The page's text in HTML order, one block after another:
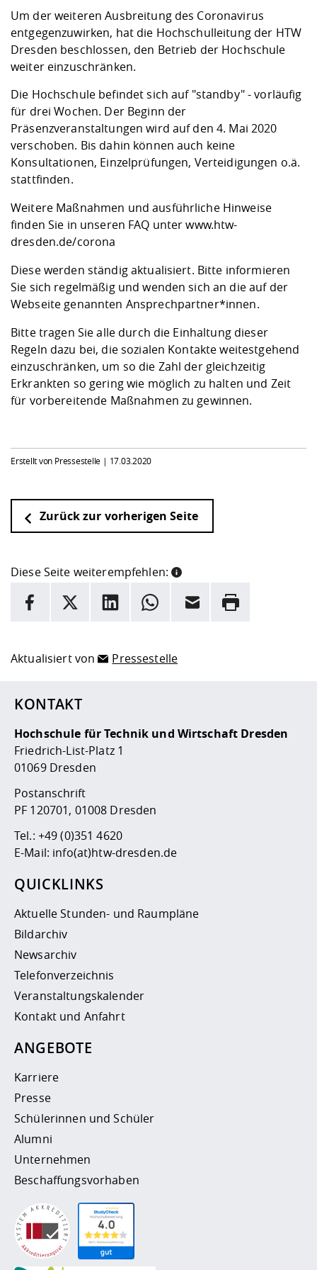
Vorbereitung
Studien- und
Digitales Lernen
Fremdsprachen
Jobs, Praktika,
Studieren in
Lebenslagen
Angebote der
Arbeit
Career Service
Lehren,
Internationale
Formulare und
FIS -
Prototyping und
Kooperationen
Kontakt &
Klimaschutz &
Förderverein
Gremien und
Informatik/
Maschinenbau
Angebote für Unternehmen
Kontakt und Anfahrt
Qualitätssicherung
Um der weiteren Ausbreitung des Coronavirus
entgegenzuwirken, hat die Hochschulleitung der HTW
Dresden beschlossen, den Betrieb der Hochschule
weiter einzuschränken.
Die Hochschule befindet sich auf "standby" - vorläufig
für drei Wochen. Der Beginn der
Präsenzveranstaltungen wird auf den 4. Mai 2020
verschoben. Bis dahin können auch keine
Konsultationen, Einzelprüfungen, Verteidigungen o.ä.
stattfinden.
Weitere Maßnahmen und ausführliche Hinweise
finden Sie in unseren FAQ unterwww.htw-
dresden.de/corona
Diese werden ständig aktualisiert. Bitte informieren
Sie sich regelmäßig und wenden sich an die auf der
Webseite genannten Ansprechpartner*innen.
Bitte tragen Sie alle durch die Einhaltung dieser
Regeln dazu bei, die sozialen Kontakte weitestgehend
einzuschränken, um so die Zahl der gleichzeitig
Erkrankten so gering wie möglich zu halten und Zeit
für vorbereitende Maßnahmen zu gewinnen.
Erstellt von Pressestelle | 17.03.2020
Zurück zur vorherigen Seite
Diese Seite weiterempfehlen:
INFORMATION
Hier stehen weitere Informationen und ein Link zur
Facebook
X LinkedInWhatsappE-Mail Drucken
Aktualisiert von Pressestelle
KONTAKT
Hochschule für Technik und Wirtschaft Dresden
Friedrich-List-Platz 1
01069 Dresden
Postanschrift
PF 120701, 01008 Dresden
Tel.: +49 (0)351 4620
E-Mail: info(at)htw-dresden.de
QUICKLINKS
Aktuelle Stunden- und Raumpläne
Bildarchiv
Newsarchiv
Telefonverzeichnis
Veranstaltungskalender
Kontakt und Anfahrt
ANGEBOTE
Karriere
Presse
Schülerinnen und Schüler
Alumni
Unternehmen
Beschaffungsvorhaben